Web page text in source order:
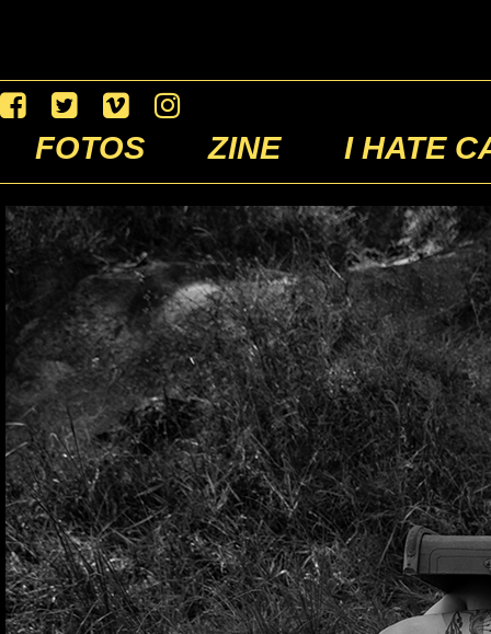
FOTOS ZINE I HATE